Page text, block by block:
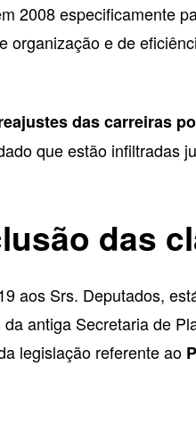
2008 especificamente
organização e de
das carreiras
que estão infiltradas
das
aos Srs. Deputados,
antiga Secretaria de
legislação referente ao